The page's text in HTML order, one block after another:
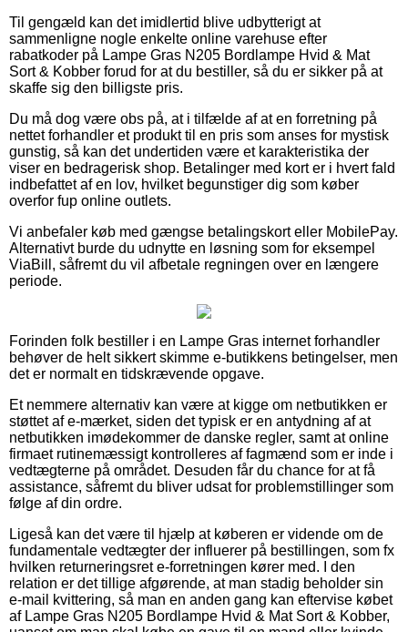
Til gengæld kan det imidlertid blive udbytterigt at
sammenligne nogle enkelte online varehuse efter
rabatkoder på Lampe Gras N205 Bordlampe Hvid & Mat
Sort & Kobber forud for at du bestiller, så du er sikker på at
skaffe sig den billigste pris.
Du må dog være obs på, at i tilfælde af at en forretning på
nettet forhandler et produkt til en pris som anses for mystisk
gunstig, så kan det undertiden være et karakteristika der
viser en bedragerisk shop. Betalinger med kort er i hvert fald
indbefattet af en lov, hvilket begunstiger dig som køber
overfor fup online outlets.
Vi anbefaler køb med gængse betalingskort eller MobilePay.
Alternativt burde du udnytte en løsning som for eksempel
ViaBill, såfremt du vil afbetale regningen over en længere
periode.
Forinden folk bestiller i en Lampe Gras internet forhandler
behøver de helt sikkert skimme e-butikkens betingelser, men
det er normalt en tidskrævende opgave.
Et nemmere alternativ kan være at kigge om netbutikken er
støttet af e-mærket, siden det typisk er en antydning af at
netbutikken imødekommer de danske regler, samt at online
firmaet rutinemæssigt kontrolleres af fagmænd som er inde i
vedtægterne på området. Desuden får du chance for at få
assistance, såfremt du bliver udsat for problemstillinger som
følge af din ordre.
Ligeså kan det være til hjælp at køberen er vidende om de
fundamentale vedtægter der influerer på bestillingen, som fx
hvilken returneringsret e-forretningen kører med. I den
relation er det tillige afgørende, at man stadig beholder sin
e-mail kvittering, så man en anden gang kan eftervise købet
af Lampe Gras N205 Bordlampe Hvid & Mat Sort & Kobber,